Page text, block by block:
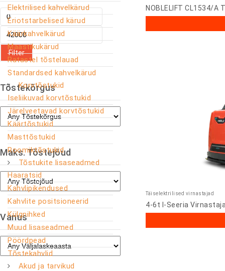
Elektrilised kahvelkärud
Eriotstarbelised kärud
Käärkahvelkärud
Maastikukärud
Ratastel tõstelauad
Standardsed kahvelkärud
Korvtõstukid
Iseliikuvad korvtõstukid
Järelveetavad korvtõstukid
Käärtõstukid
Masttõstukid
Roomiktõstukid
Tõstukite lisaseadmed
Haaratsid
Kahvlipikendused
Kahvlite positsioneerid
Külgnihked
Muud lisaseadmed
Pöördpead
Tõstekahvlid
Akud ja tarvikud
NOBLELIFT CL1534/
Täiselektrilised virnastajad
4-6t I-Seeria
Filter
Tõstekõrgus
Maks. Tõstejõud
Vanus